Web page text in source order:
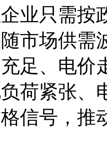
业只需按
市场供需
足、电价
荷紧张、
信号，推